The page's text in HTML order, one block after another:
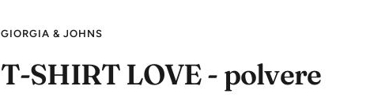
GIORGIA & JOHNS
T-SHIRT LOVE - polvere